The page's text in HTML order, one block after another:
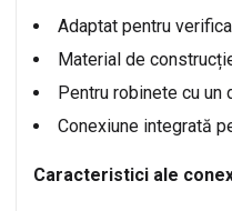
Adaptat pentru
Material de
Pentru robinete cu un
Conexiune integrată
Caracteristici ale